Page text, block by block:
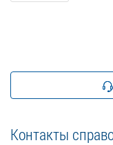
Контакты